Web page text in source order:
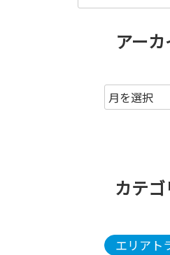
アー
カテ
エリアト